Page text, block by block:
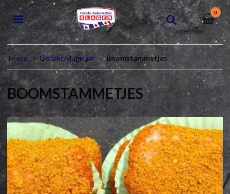
0
Home Gehakt/vlugklaar Boomstammetjes
BOOMSTAMMETJES